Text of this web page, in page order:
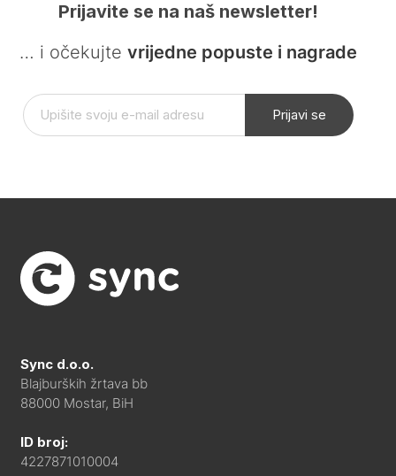
Prijavite se na naš newsletter!
… i očekujte vrijedne popuste i nagrade
Prijavi se
Sync d.o.o.
Blajburških žrtava bb
88000 Mostar, BiH
ID broj:
4227871010004